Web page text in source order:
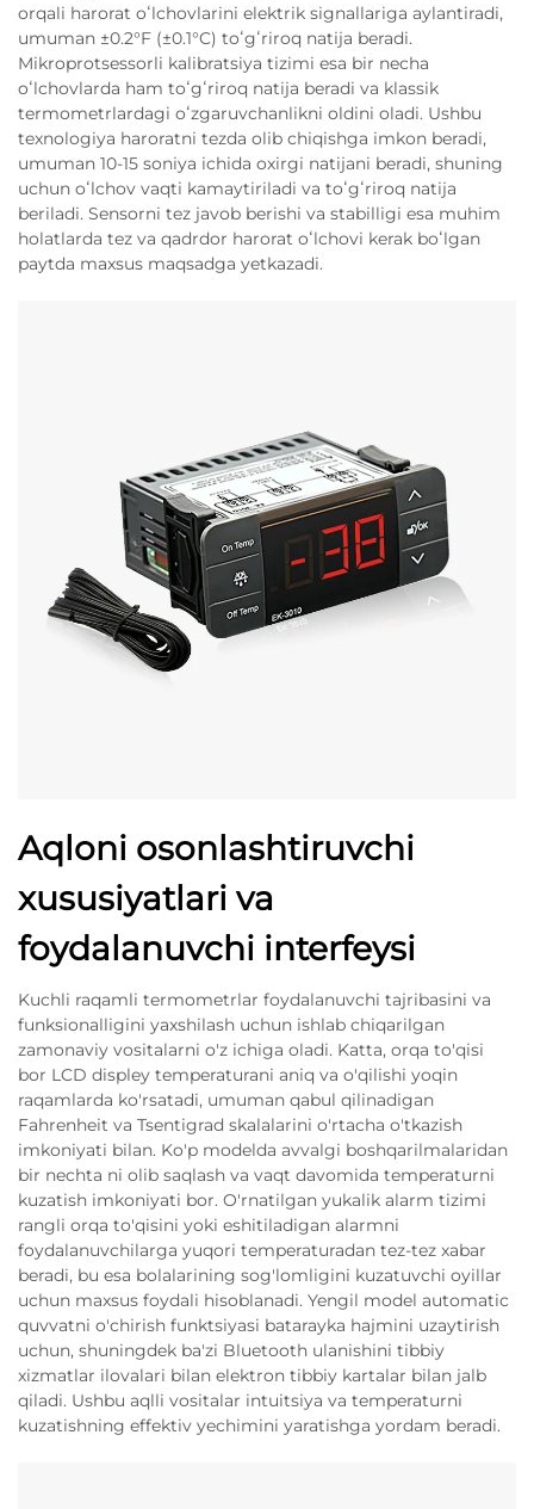
orqali harorat oʻlchovlarini elektrik signallariga aylantiradi,
umuman ±0.2°F (±0.1°C) toʻgʻriroq natija beradi.
Mikroprotsessorli kalibratsiya tizimi esa bir necha
oʻlchovlarda ham toʻgʻriroq natija beradi va klassik
termometrlardagi oʻzgaruvchanlikni oldini oladi. Ushbu
texnologiya haroratni tezda olib chiqishga imkon beradi,
umuman 10-15 soniya ichida oxirgi natijani beradi, shuning
uchun oʻlchov vaqti kamaytiriladi va toʻgʻriroq natija
beriladi. Sensorni tez javob berishi va stabilligi esa muhim
holatlarda tez va qadrdor harorat oʻlchovi kerak boʻlgan
paytda maxsus maqsadga yetkazadi.
Aqloni osonlashtiruvchi
xususiyatlari va
foydalanuvchi interfeysi
Kuchli raqamli termometrlar foydalanuvchi tajribasini va
funksionalligini yaxshilash uchun ishlab chiqarilgan
zamonaviy vositalarni o'z ichiga oladi. Katta, orqa to'qisi
bor LCD displey temperaturani aniq va o'qilishi yoqin
raqamlarda ko'rsatadi, umuman qabul qilinadigan
Fahrenheit va Tsentigrad skalalarini o'rtacha o'tkazish
imkoniyati bilan. Ko'p modelda avvalgi boshqarilmalaridan
bir nechta ni olib saqlash va vaqt davomida temperaturni
kuzatish imkoniyati bor. O'rnatilgan yukalik alarm tizimi
rangli orqa to'qisini yoki eshitiladigan alarmni
foydalanuvchilarga yuqori temperaturadan tez-tez xabar
beradi, bu esa bolalarining sog'lomligini kuzatuvchi oyillar
uchun maxsus foydali hisoblanadi. Yengil model automatic
quvvatni o'chirish funktsiyasi batarayka hajmini uzaytirish
uchun, shuningdek ba'zi Bluetooth ulanishini tibbiy
xizmatlar ilovalari bilan elektron tibbiy kartalar bilan jalb
qiladi. Ushbu aqlli vositalar intuitsiya va temperaturni
kuzatishning effektiv yechimini yaratishga yordam beradi.